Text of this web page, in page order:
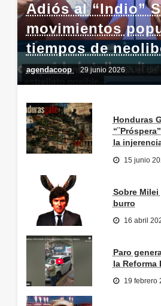
Adiós al “Indio”
movimientos
tiempos de
agendacoop 29 junio 2026
Honduras
la
15 junio
Sobre Milei
burro
16 abril
Paro
la Reforma
19 febrero